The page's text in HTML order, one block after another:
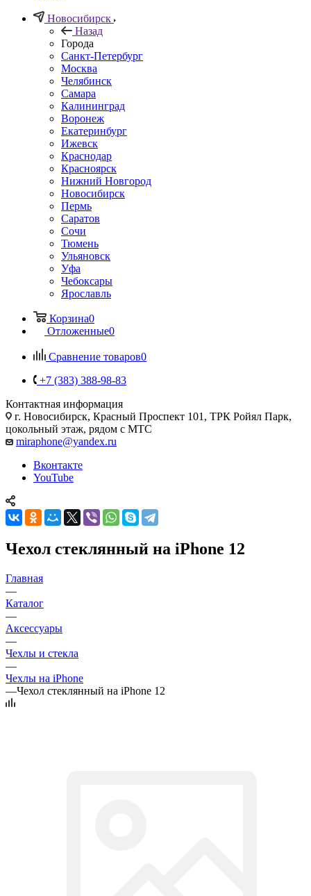
Новосибирск
Назад
Города
Санкт-Петербург
Москва
Челябинск
Самара
Калининград
Воронеж
Екатеринбург
Ижевск
Краснодар
Красноярск
Нижний Новгород
Новосибирск
Пермь
Саратов
Сочи
Тюмень
Ульяновск
Уфа
Чебоксары
Ярославль
Корзина0
Отложенные0
Сравнение товаров0
+7 (383) 388-98-83
Контактная информация
г. Новосибирск, Красный Проспект 101, ТРК Ройял Парк,
цокольный этаж, рядом с МТС
miraphone@yandex.ru
Вконтакте
YouTube
Чехол стеклянный на iPhone 12
Главная
—
Каталог
—
Аксессуары
—
Чехлы и стекла
—
Чехлы на iPhone
—Чехол стеклянный на iPhone 12